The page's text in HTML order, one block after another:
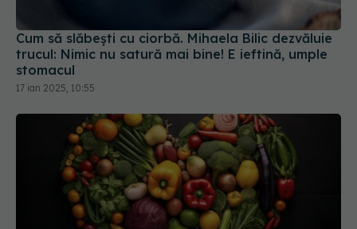
Cum să slăbești cu ciorbă. Mihaela Bilic dezvăluie
trucul: Nimic nu satură mai bine! E ieftină, umple
stomacul
17 ian 2025, 10:55